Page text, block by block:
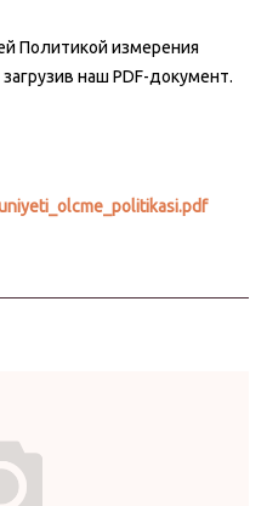
Политикой измерения
наш PDF-документ.